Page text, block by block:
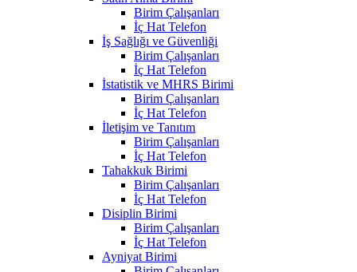
Birim Çalışanları
İç Hat Telefon
İş Sağlığı ve Güvenliği
Birim Çalışanları
İç Hat Telefon
İstatistik ve MHRS Birimi
Birim Çalışanları
İç Hat Telefon
İletişim ve Tanıtım
Birim Çalışanları
İç Hat Telefon
Tahakkuk Birimi
Birim Çalışanları
İç Hat Telefon
Disiplin Birimi
Birim Çalışanları
İç Hat Telefon
Ayniyat Birimi